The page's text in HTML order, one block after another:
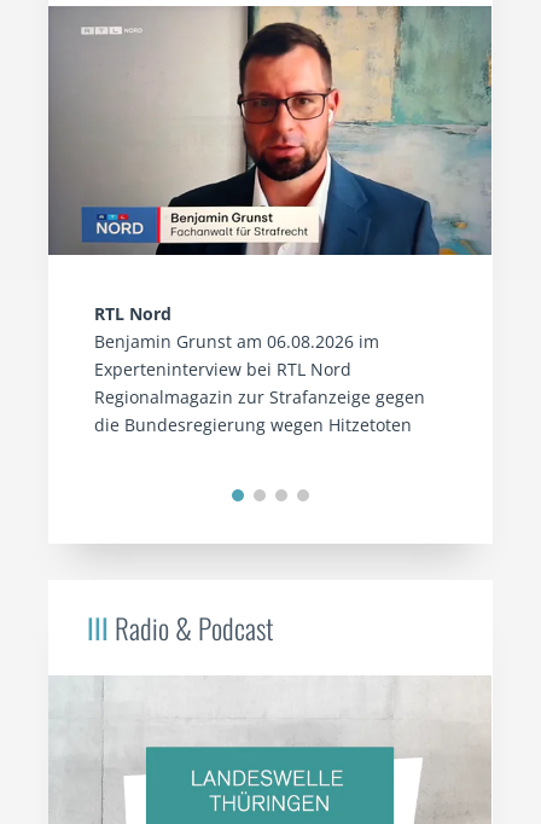
RTL Nord
Benjamin Grunst am 06.08.2026 im
Experteninterview bei RTL Nord
Regionalmagazin zur Strafanzeige gegen
die Bundesregierung wegen Hitzetoten
III Radio & Podcast